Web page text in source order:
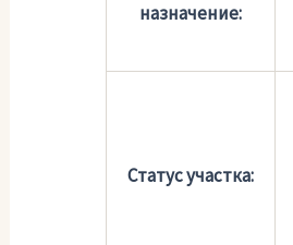
назначение:
Статус участка: